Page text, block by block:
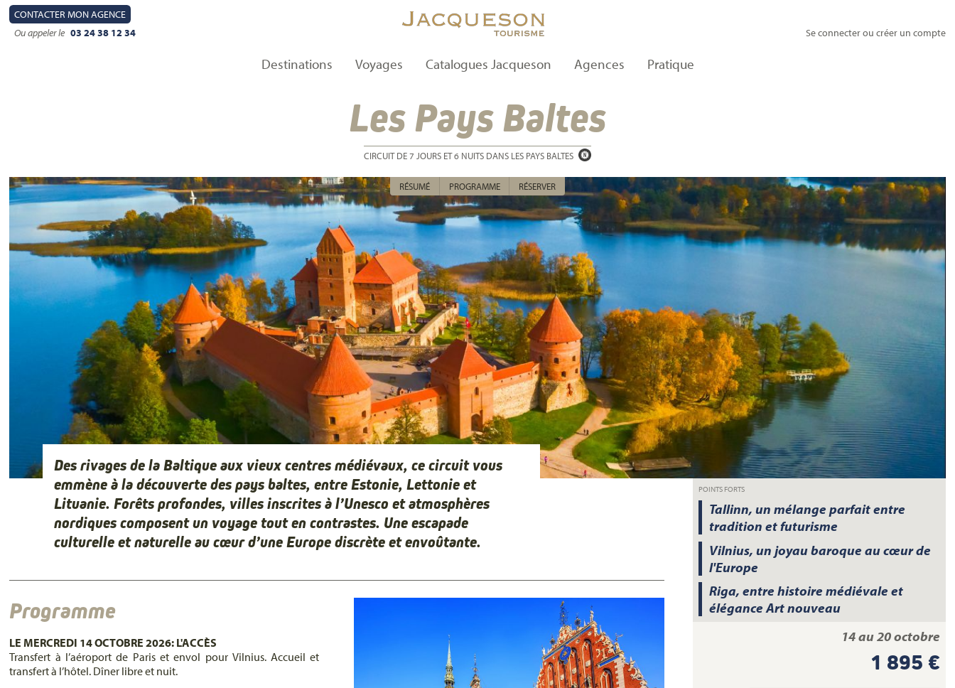
CONTACTER MON AGENCE
Ou appeler le 03 24 38 12 34 Se connecter ou créer un compte
Destinations Voyages Catalogues Jacqueson Agences Pratique
Les Pays Baltes
CIRCUIT DE 7 JOURS ET 6 NUITS DANS LES PAYS BALTES
RÉSUMÉ PROGRAMME RÉSERVER
Des rivages de la Baltique aux vieux centres médiévaux, ce circuit vous
emmène à la découverte des pays baltes, entre Estonie, Lettonie et
Lituanie. Forêts profondes, villes inscrites à l’Unesco et atmosphères
nordiques composent un voyage tout en contrastes. Une escapade
culturelle et naturelle au cœur d’une Europe discrète et envoûtante.
Programme
LE MERCREDI 14 OCTOBRE 2026: L'ACCÈS
Transfert à l’aéroport de Paris et envol pour Vilnius. Accueil et
transfert à l’hôtel. Dîner libre et nuit.
POINTS FORTS
Tallinn, un mélange parfait entre
tradition et futurisme
Vilnius, un joyau baroque au cœur de
l'Europe
Riga, entre histoire médiévale et
élégance Art nouveau
14 au 20 octobre
1 895 €